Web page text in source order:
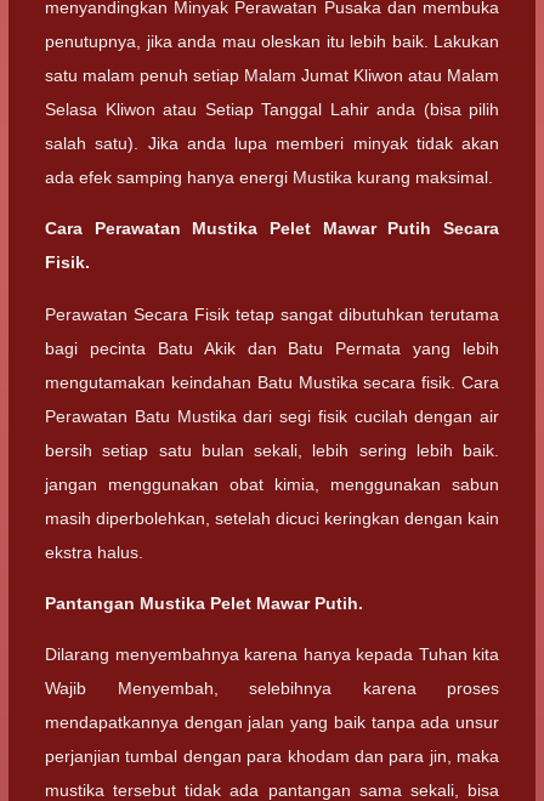
menyandingkan Minyak Perawatan Pusaka dan membuka
penutupnya, jika anda mau oleskan itu lebih baik. Lakukan
satu malam penuh setiap Malam Jumat Kliwon atau Malam
Selasa Kliwon atau Setiap Tanggal Lahir anda (bisa pilih
salah satu). Jika anda lupa memberi minyak tidak akan
ada efek samping hanya energi Mustika kurang maksimal.
Cara Perawatan Mustika Pelet Mawar Putih Secara
Fisik.
Perawatan Secara Fisik tetap sangat dibutuhkan terutama
bagi pecinta Batu Akik dan Batu Permata yang lebih
mengutamakan keindahan Batu Mustika secara fisik. Cara
Perawatan Batu Mustika dari segi fisik cucilah dengan air
bersih setiap satu bulan sekali, lebih sering lebih baik.
jangan menggunakan obat kimia, menggunakan sabun
masih diperbolehkan, setelah dicuci keringkan dengan kain
ekstra halus.
Pantangan Mustika Pelet Mawar Putih.
Dilarang menyembahnya karena hanya kepada Tuhan kita
Wajib Menyembah, selebihnya karena proses
mendapatkannya dengan jalan yang baik tanpa ada unsur
perjanjian tumbal dengan para khodam dan para jin, maka
mustika tersebut tidak ada pantangan sama sekali, bisa